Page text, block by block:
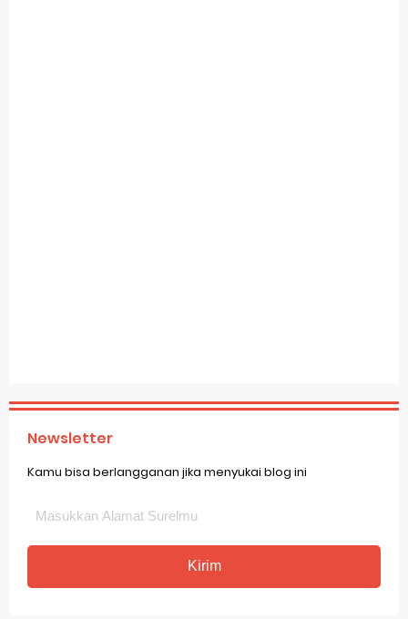
Newsletter
Kamu bisa berlangganan jika menyukai blog ini